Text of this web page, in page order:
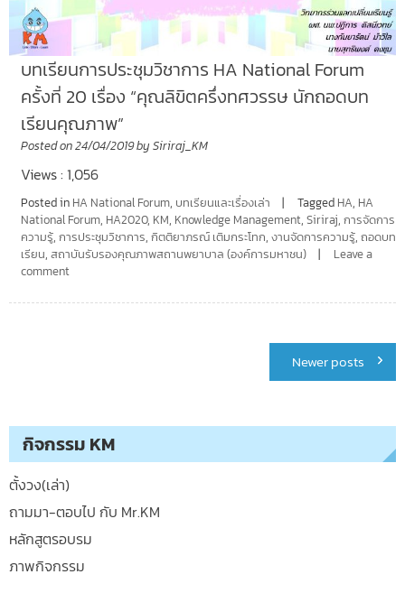
บทเรียนการประชุมวิชาการ HA National Forum
ครั้งที่ 20 เรื่อง “คุณลิขิตครึ่งทศวรรษ นักถอดบท
เรียนคุณภาพ”
Posted on24/04/2019by Siriraj_KM
Views : 1,056
Posted in HA National Forum, บทเรียนและเรื่องเล่า Tagged HA, HA
National Forum, HA2020, KM, Knowledge Management, Siriraj, การจัดการ
ความรู้, การประชุมวิชาการ, กิตติยาภรณ์ เติมกระโทก, งานจัดการความรู้, ถอดบท
เรียน, สถาบันรับรองคุณภาพสถานพยาบาล (องค์การมหาชน)
Leave a
comment
Newer posts
กิจกรรม KM
ตั้งวง(เล่า)
ถามมา-ตอบไป กับ Mr.KM
หลักสูตรอบรม
ภาพกิจกรรม